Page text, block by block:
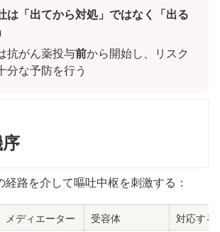
は「出てから対処」ではなく「出る
抗がん薬投与前から開始し、リスク
分な予防を行う
路を介して嘔吐中枢を刺激する：
メディエーター 受容体 対応する